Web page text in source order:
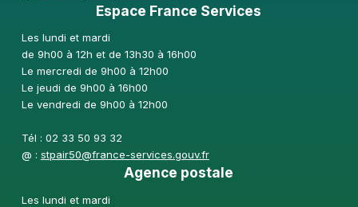
Espace France Services
Les lundi et mardi
de 9h00 à 12h et de 13h30 à 16h00
Le mercredi de 9h00 à 12h00
Le jeudi de 9h00 à 16h00
Le vendredi de 9h00 à 12h00
Tél : 02 33 50 93 32
@ : stpair50@france-services.gouv.fr
Agence postale
Les lundi et mardi